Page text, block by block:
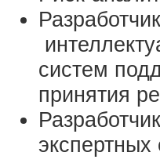
систем
принятия
экспертных